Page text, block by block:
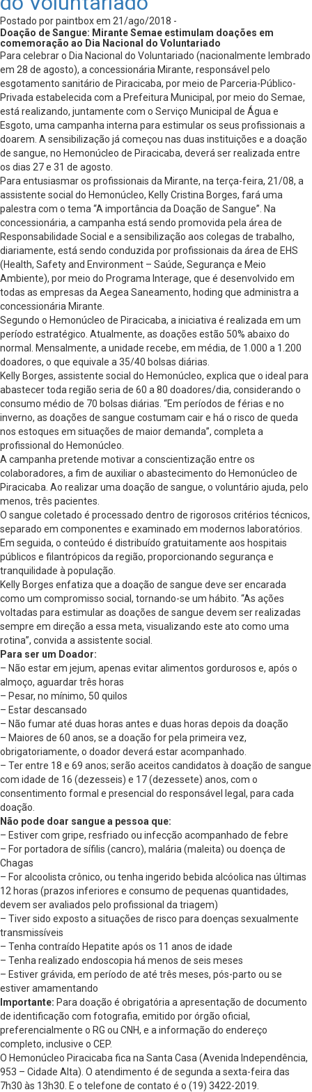
Postado por paintbox em 21/ago/2018 -
Doação de Sangue: Mirante Semae estimulam doações em
comemoração ao Dia Nacional do Voluntariado
Para celebrar o Dia Nacional do Voluntariado (nacionalmente lembrado
em 28 de agosto), a concessionária Mirante, responsável pelo
esgotamento sanitário de Piracicaba, por meio de Parceria-Público-
Privada estabelecida com a Prefeitura Municipal, por meio do Semae,
está realizando, juntamente com o Serviço Municipal de Água e
Esgoto, uma campanha interna para estimular os seus profissionais a
doarem. A sensibilização já começou nas duas instituições e a doação
de sangue, no Hemonúcleo de Piracicaba, deverá ser realizada entre
os dias 27 e 31 de agosto.
Para entusiasmar os profissionais da Mirante, na terça-feira, 21/08, a
assistente social do Hemonúcleo, Kelly Cristina Borges, fará uma
palestra com o tema “A importância da Doação de Sangue”. Na
concessionária, a campanha está sendo promovida pela área de
Responsabilidade Social e a sensibilização aos colegas de trabalho,
diariamente, está sendo conduzida por profissionais da área de EHS
(Health, Safety and Environment – Saúde, Segurança e Meio
Ambiente), por meio do Programa Interage, que é desenvolvido em
todas as empresas da Aegea Saneamento, hoding que administra a
concessionária Mirante.
Segundo o Hemonúcleo de Piracicaba, a iniciativa é realizada em um
período estratégico. Atualmente, as doações estão 50% abaixo do
normal. Mensalmente, a unidade recebe, em média, de 1.000 a 1.200
doadores, o que equivale a 35/40 bolsas diárias.
Kelly Borges, assistente social do Hemonúcleo, explica que o ideal para
abastecer toda região seria de 60 a 80 doadores/dia, considerando o
consumo médio de 70 bolsas diárias. “Em períodos de férias e no
inverno, as doações de sangue costumam cair e há o risco de queda
nos estoques em situações de maior demanda”, completa a
profissional do Hemonúcleo.
A campanha pretende motivar a conscientização entre os
colaboradores, a fim de auxiliar o abastecimento do Hemonúcleo de
Piracicaba. Ao realizar uma doação de sangue, o voluntário ajuda, pelo
menos, três pacientes.
O sangue coletado é processado dentro de rigorosos critérios técnicos,
separado em componentes e examinado em modernos laboratórios.
Em seguida, o conteúdo é distribuído gratuitamente aos hospitais
públicos e filantrópicos da região, proporcionando segurança e
tranquilidade à população.
Kelly Borges enfatiza que a doação de sangue deve ser encarada
como um compromisso social, tornando-se um hábito. “As ações
voltadas para estimular as doações de sangue devem ser realizadas
sempre em direção a essa meta, visualizando este ato como uma
rotina”, convida a assistente social.
Para ser um Doador:
– Não estar em jejum, apenas evitar alimentos gordurosos e, após o
almoço, aguardar três horas
– Pesar, no mínimo, 50 quilos
– Estar descansado
– Não fumar até duas horas antes e duas horas depois da doação
– Maiores de 60 anos, se a doação for pela primeira vez,
obrigatoriamente, o doador deverá estar acompanhado.
– Ter entre 18 e 69 anos; serão aceitos candidatos à doação de sangue
com idade de 16 (dezesseis) e 17 (dezessete) anos, com o
consentimento formal e presencial do responsável legal, para cada
doação.
Não pode doar sangue a pessoa que:
– Estiver com gripe, resfriado ou infecção acompanhado de febre
– For portadora de sífilis (cancro), malária (maleita) ou doença de
Chagas
– For alcoolista crônico, ou tenha ingerido bebida alcóolica nas últimas
12 horas (prazos inferiores e consumo de pequenas quantidades,
devem ser avaliados pelo profissional da triagem)
– Tiver sido exposto a situações de risco para doenças sexualmente
transmissíveis
– Tenha contraído Hepatite após os 11 anos de idade
– Tenha realizado endoscopia há menos de seis meses
– Estiver grávida, em período de até três meses, pós-parto ou se
estiver amamentando
Importante: Para doação é obrigatória a apresentação de documento
de identificação com fotografia, emitido por órgão oficial,
preferencialmente o RG ou CNH, e a informação do endereço
completo, inclusive o CEP.
O Hemonúcleo Piracicaba fica na Santa Casa (Avenida Independência,
953 – Cidade Alta). O atendimento é de segunda a sexta-feira das
7h30 às 13h30. E o telefone de contato é o (19) 3422-2019.